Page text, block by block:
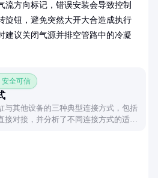
流方向标记，错误安装会导致控制
旋钮，避免突然大开大合造成执行
建议关闭气源并排空管路中的冷凝
安全可信
与其他设备的三种典型连接方式，包括
接对接，并分析了不同连接方式的适用